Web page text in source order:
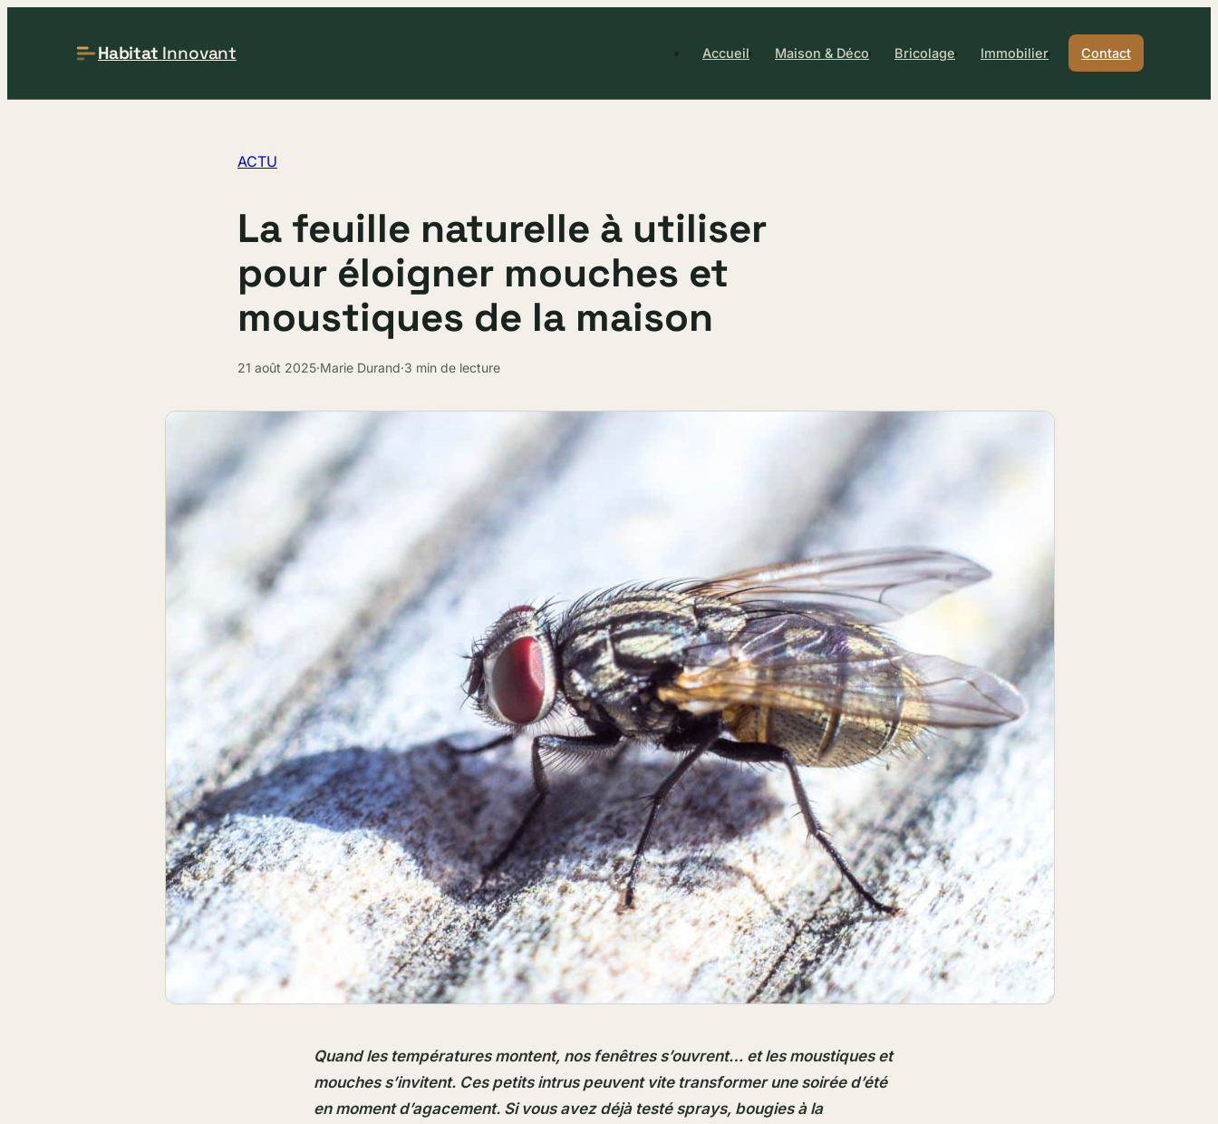
Habitat Innovant Accueil Maison & Déco Bricolage Immobilier Contact
ACTU
La feuille naturelle à utiliser
pour éloigner mouches et
moustiques de la maison
21 août 2025·Marie Durand·3 min de lecture
Quand les températures montent, nos fenêtres s’ouvrent… et les moustiques et
mouches s’invitent. Ces petits intrus peuvent vite transformer une soirée d’été
en moment d’agacement. Si vous avez déjà testé sprays, bougies à la